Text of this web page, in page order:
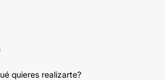
quieres realizarte?